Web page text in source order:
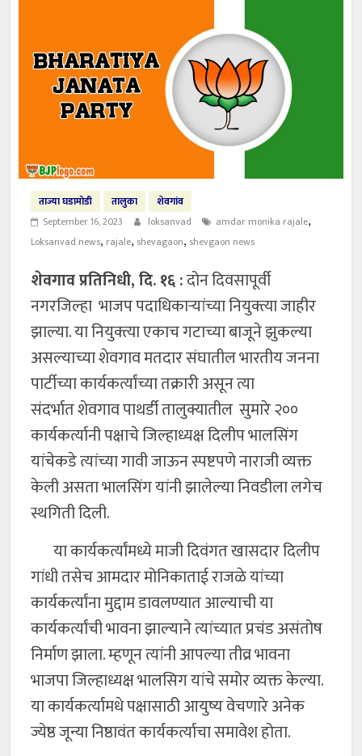
ताज्या घडामोडी तालुका
शेवगांव
September 16, 2023
loksanvad amdar monika rajale,
Loksanvad news, rajale, shevagaon, shevgaon news
शेवगाव प्रतिनिधी, दि. १६ :दोन दिवसापूर्वी
नगरजिल्हा भाजप पदाधिकाऱ्यांच्या नियुक्त्या जाहीर
झाल्या. या नियुक्त्या एकाच गटाच्या बाजूने झुकल्या
असल्याच्या शेवगाव मतदार संघातील भारतीय जनना
पार्टीच्या कार्यकर्त्यांच्या तक्रारी असून त्या
संदर्भात शेवगाव पाथर्डी तालुक्यातील सुमारे २००
कार्यकर्त्यानी पक्षाचे जिल्हाध्यक्ष दिलीप भालसिंग
यांचेकडे त्यांच्या गावी जाऊन स्पष्टपणे नाराजी व्यक्त
केली असता भालसिंग यांनी झालेल्या निवडीला लगेच
स्थगिती दिली.
या कार्यकर्त्यांमध्ये माजी दिवंगत खासदार दिलीप
गांधी तसेच आमदार मोनिकाताई राजळे यांच्या
कार्यकर्त्यांना मुद्दाम डावलण्यात आल्याची या
कार्यकर्त्यांची भावना झाल्याने त्यांच्यात प्रचंड असंतोष
निर्माण झाला. म्हणून त्यांनी आपल्या तीव्र भावना
भाजपा जिल्हाध्यक्ष भालसिग यांचे समोर व्यक्त केल्या.
या कार्यकर्त्यामधे पक्षासाठी आयुष्य वेचणारे अनेक
ज्येष्ठ जून्या निष्ठावंत कार्यकर्त्याचा समावेश होता.